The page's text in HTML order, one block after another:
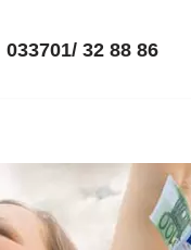
32 88 86